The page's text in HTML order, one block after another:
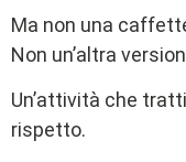
Ma non una
Non un’altra
Un’attività che
rispetto.